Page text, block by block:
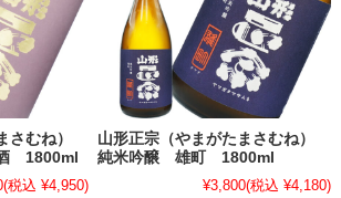
さむね）
1800ml
(税込 ¥4,950)
山形正宗（やまがたまさむね）
純米吟醸 雄町 1800ml
¥3,800(税込 ¥4,180)